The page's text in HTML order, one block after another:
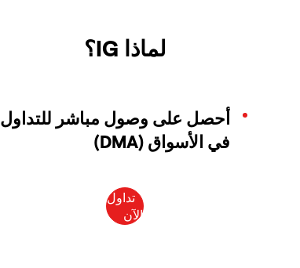
لماذا IG؟
أحصل على وصول مباشر للتداول
في الأسواق (DMA)